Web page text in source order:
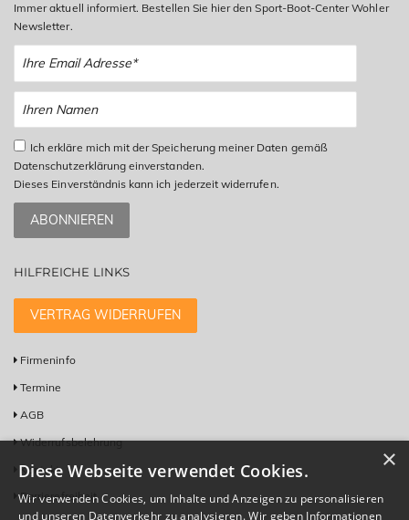
Immer aktuell informiert. Bestellen Sie hier den Sport-Boot-Center Wohler
Newsletter.
Ich erkläre mich mit der Speicherung meiner Daten gemäß
Datenschutzerklärung einverstanden.
Dieses Einverständnis kann ich jederzeit widerrufen.
ABONNIEREN
HILFREICHE LINKS
VERTRAG WIDERRUFEN
Firmeninfo
Termine
AGB
Widerrufsbelehrung
Kontakt
Barrierefreiheit
×
Diese Webseite verwendet Cookies.
Wir verwenden Cookies, um Inhalte und Anzeigen zu personalisieren
und unseren Datenverkehr zu analysieren. Wir geben Informationen